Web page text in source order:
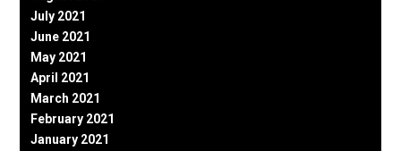
July 2021
June 2021
May 2021
April 2021
March 2021
February 2021
January 2021